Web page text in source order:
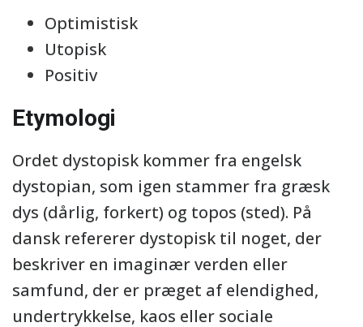
Optimistisk
Utopisk
Positiv
Etymologi
Ordet dystopisk kommer fra engelsk
dystopian, som igen stammer fra græsk
dys (dårlig, forkert) og topos (sted). På
dansk refererer dystopisk til noget, der
beskriver en imaginær verden eller
samfund, der er præget af elendighed,
undertrykkelse, kaos eller sociale